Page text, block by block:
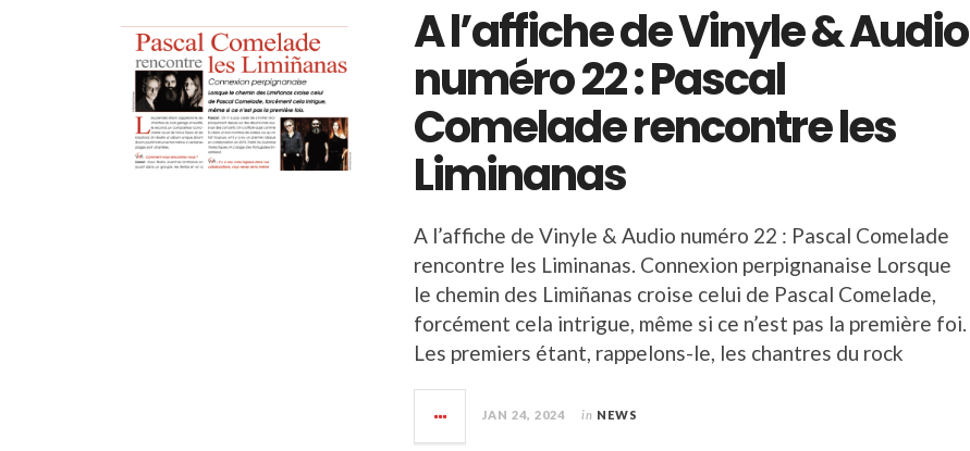
A l’affiche de Vinyle & Audio
numéro 22 : Pascal
Comelade rencontre les
Liminanas
A l’affiche de Vinyle & Audio numéro 22 : Pascal Comelade
rencontre les Liminanas. Connexion perpignanaise Lorsque
le chemin des Limiñanas croise celui de Pascal Comelade,
forcément cela intrigue, même si ce n’est pas la première foi.
Les premiers étant, rappelons-le, les chantres du rock
JAN 24, 2024 in NEWS